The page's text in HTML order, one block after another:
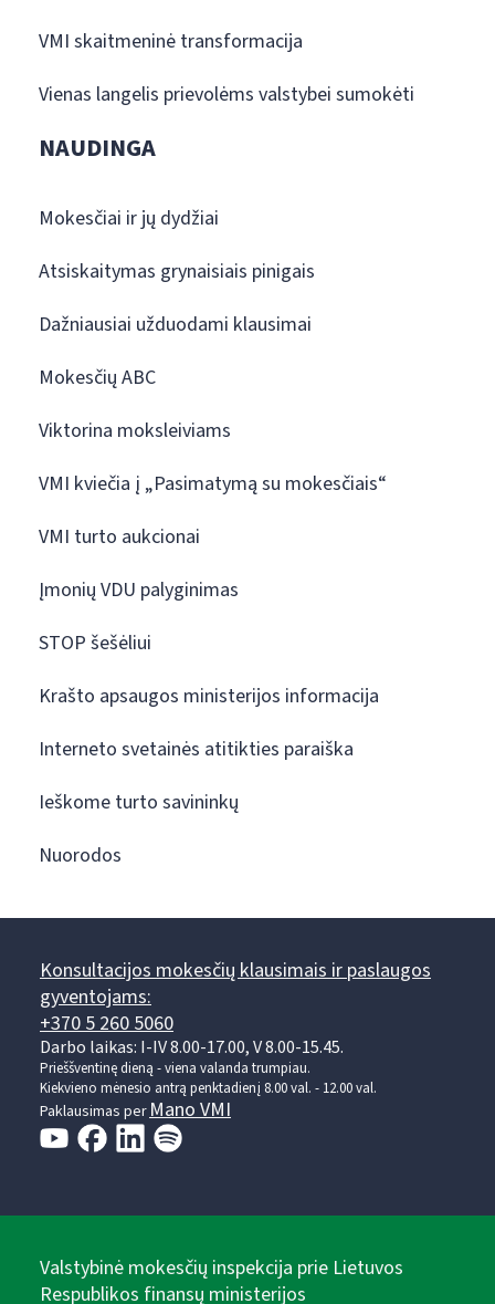
VMI skaitmeninė transformacija
Vienas langelis prievolėms valstybei sumokėti
NAUDINGA
Mokesčiai ir jų dydžiai
Atsiskaitymas grynaisiais pinigais
Dažniausiai užduodami klausimai
Mokesčių ABC
Viktorina moksleiviams
VMI kviečia į „Pasimatymą su mokesčiais“
VMI turto aukcionai
Įmonių VDU palyginimas
STOP šešėliui
Krašto apsaugos ministerijos informacija
Interneto svetainės atitikties paraiška
Ieškome turto savininkų
Nuorodos
Konsultacijos mokesčių klausimais ir paslaugos
gyventojams:
+370 5 260 5060
Darbo laikas: I-IV 8.00-17.00, V 8.00-15.45.
Prieššventinę dieną - viena valanda trumpiau.
Kiekvieno mėnesio antrą penktadienį 8.00 val. - 12.00 val.
Paklausimas per Mano VMI
Valstybinė mokesčių inspekcija prie Lietuvos
Respublikos finansų ministerijos